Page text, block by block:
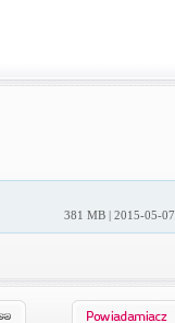
381 MB | 2015-05-07